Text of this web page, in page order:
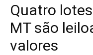
Quatro
MT são
valores